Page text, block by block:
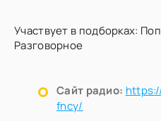
Участвует в подборках:
Разговорное
Сайт радио:
fncy/